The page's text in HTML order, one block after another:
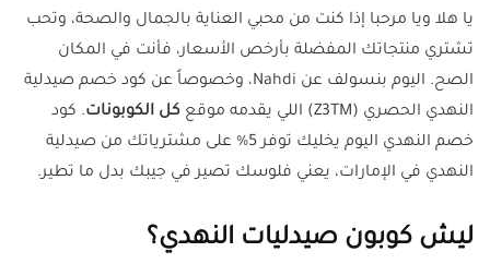
يا هلا ويا مرحبا إذا كنت من محبي العناية بالجمال والصحة، وتحب
تشتري منتجاتك المفضلة بأرخص الأسعار، فأنت في المكان
الصح. اليوم بنسولف عن Nahdi، وخصوصاً عن كود خصم صيدلية
النهدي الحصري (Z3TM) اللي يقدمه موقع
كل الكوبونات. كود
خصم النهدي اليوم يخليك توفر 5% على مشترياتك من صيدلية
النهدي في الإمارات، يعني فلوسك تصير في جيبك بدل ما تطير.
ليش كوبون صيدليات النهدي؟